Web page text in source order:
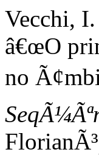
Vecchi,
â€œO
no